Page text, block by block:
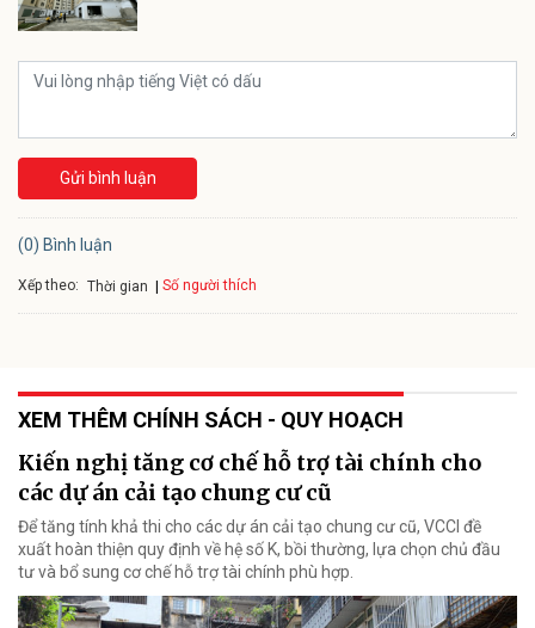
Gửi bình luận
(0) Bình luận
Xếp theo: Thời gian Số người thích
XEM THÊM CHÍNH SÁCH - QUY HOẠCH
Kiến nghị tăng cơ chế hỗ trợ tài chính cho
các dự án cải tạo chung cư cũ
Để tăng tính khả thi cho các dự án cải tạo chung cư cũ, VCCI đề
xuất hoàn thiện quy định về hệ số K, bồi thường, lựa chọn chủ đầu
tư và bổ sung cơ chế hỗ trợ tài chính phù hợp.